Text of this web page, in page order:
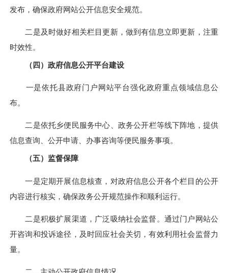
发布 ， 确保政府网站公开信息安全规范。
二是及时做好相关栏目更新，做到有信息立即更新，注重
时效性。
（四）政府信息公开平台建设
一是依托县政府门户网站平台强化政府重点领域信息公
布。
二是依托乡便民服务中心、政务公开栏等线下阵地，提供
信息查询、公开申请、办事咨询等便民服务事项。
（五）监督保障
一是定期开展信息核查，对政府信息公开各个栏目的公开
内容进行核实，确保政务公开规范操作和顺利运行。
二是积极扩展渠道，广泛吸纳社会监督。通过门户网站公
开咨询和投诉途径 ，及时回应社会关切，有效利用社会监督力
量。